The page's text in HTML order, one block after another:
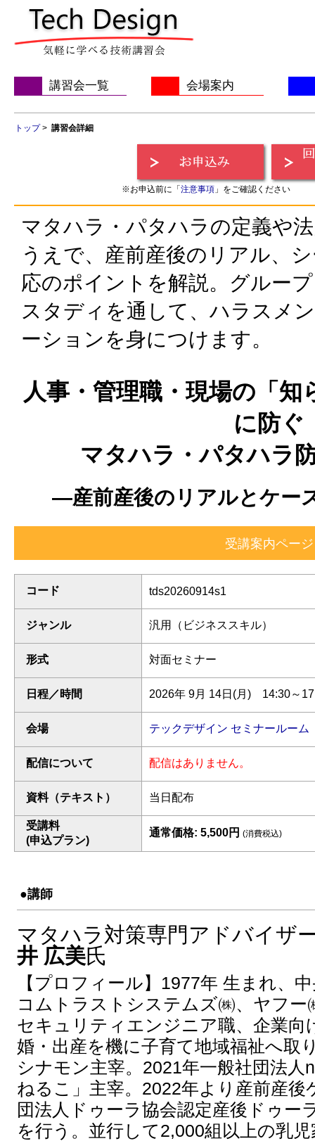
講習会一覧 会場案内
トップ> 講習会詳細
※お申込前に「 注意事項」をご確認ください
マタハラ・パタハラの定義や
うえで、産前産後のリアル、
応のポイントを解説。グルー
スタディを通して、ハラスメ
ーションを身につけます。
人事・管理職・現場の「
に防ぐ
マタハラ・パタハラ
―産前産後のリアルとケー
コード tds20260914s1
ジャンル 汎用（ビジネススキル）
形式 対面セミナー
日程／時間 2026年 9月 14日(月) 14:30～
会場 テックデザイン セミナールー
配信について 配信はありません。
資料（テキスト） 当日配布
受講料
(申込プラン)
通常価格: 5,500円 (消費税込)
●講師
マタハラ対策専門アドバイザ
井 広美氏
【プロフィール】1977年 生まれ、
コムトラストシステムズ㈱、ヤフー
セキュリティエンジニア職、企業向
婚・出産を機に子育て地域福祉へ取
シナモン主宰。2021年一般社団法人
ねるこ」主宰。2022年より産前産
団法人ドゥーラ協会認定産後ドゥー
を行う。並行して2,000組以上の乳